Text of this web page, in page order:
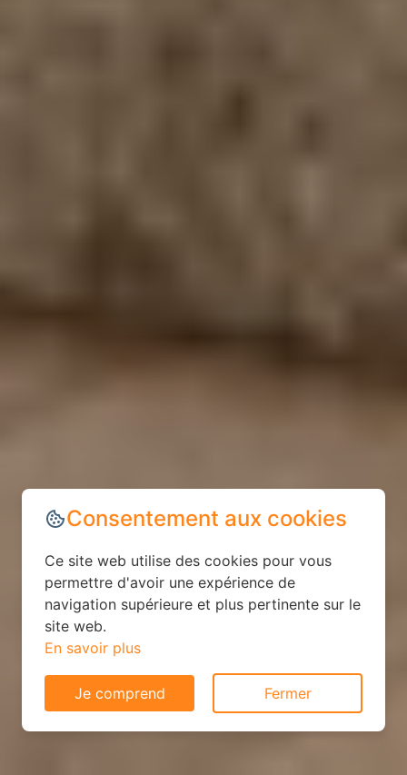
Consentement aux cookies
Ce site web utilise des cookies pour vous
permettre d'avoir une expérience de
navigation supérieure et plus pertinente sur le
site web.
En savoir plus
Je comprend Fermer